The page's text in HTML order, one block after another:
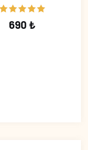
690 ₺